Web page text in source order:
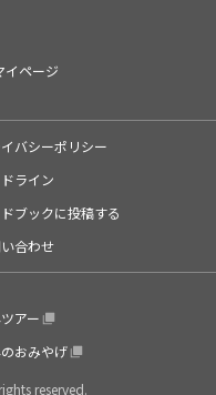
イページ
バシーポリシー
ライン
ブックに投稿する
合わせ
アー
おみやげ
reserved.